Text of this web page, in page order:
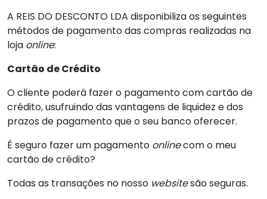
A REIS DO DESCONTO LDA disponibiliza os seguintes
métodos de pagamento das compras realizadas na
loja online:
Cartão de Crédito
O cliente poderá fazer o pagamento com cartão de
crédito, usufruindo das vantagens de liquidez e dos
prazos de pagamento que o seu banco oferecer.
É seguro fazer um pagamento onlinecom o meu
cartão de crédito?
Todas as transações no nosso websitesão seguras.